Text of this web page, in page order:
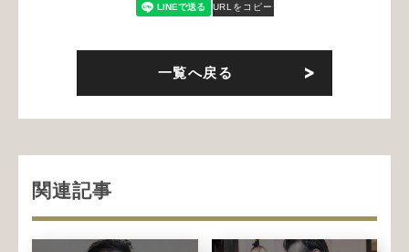
URLをコピー
一覧へ戻る
関連記事